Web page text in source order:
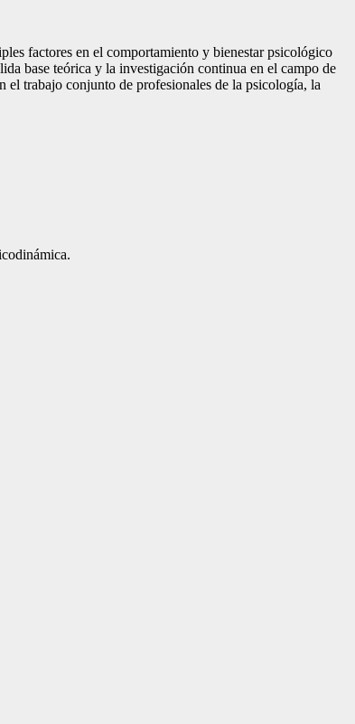
factores en el comportamiento y bienestar psicológico
base teórica y la investigación continua en el campo de
trabajo conjunto de profesionales de la psicología, la